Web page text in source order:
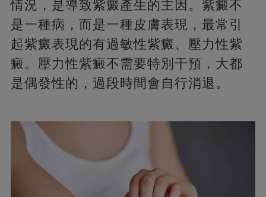
情況，是導致紫癜產生的主因。紫癜不
是一種病，而是一種皮膚表現，最常引
起紫癜表現的有過敏性紫癜、壓力性紫
癜。壓力性紫癜不需要特別干預，大都
是偶發性的，過段時間會自行消退。